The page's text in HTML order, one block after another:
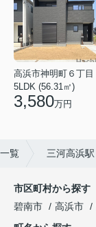
高浜市神明町６丁目
5LDK (56.31㎡)
3,580万円
覧 三河高浜駅
市区町村から探す
碧南市
高浜市